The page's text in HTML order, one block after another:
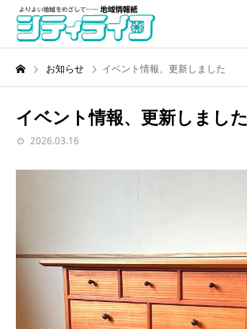
お知らせ イベント情報、更新しました
イベント情報、更新しました
2026.03.16